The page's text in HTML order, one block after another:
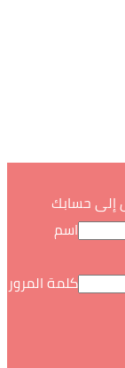
إلى حسابك
اسم
كلمة المرور